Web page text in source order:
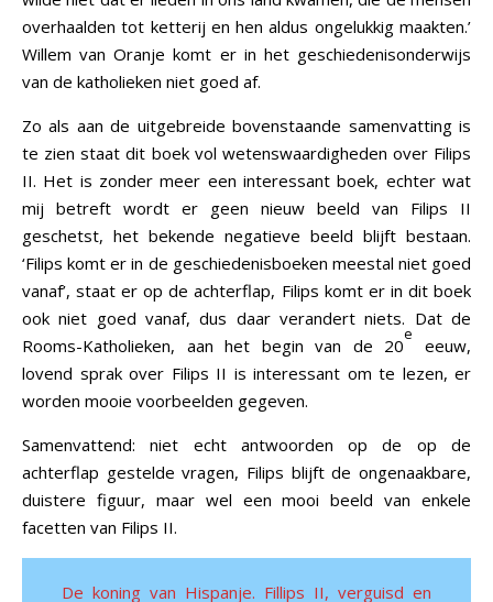
overhaalden tot ketterij en hen aldus ongelukkig maakten.’
Willem van Oranje komt er in het geschiedenisonderwijs
van de katholieken niet goed af.
Zo als aan de uitgebreide bovenstaande samenvatting is
te zien staat dit boek vol wetenswaardigheden over Filips
II. Het is zonder meer een interessant boek, echter wat
mij betreft wordt er geen nieuw beeld van Filips II
geschetst, het bekende negatieve beeld blijft bestaan.
‘Filips komt er in de geschiedenisboeken meestal niet goed
vanaf’, staat er op de achterflap, Filips komt er in dit boek
ook niet goed vanaf, dus daar verandert niets. Dat de
Rooms-Katholieken, aan het begin van de 20
e
eeuw,
lovend sprak over Filips II is interessant om te lezen, er
worden mooie voorbeelden gegeven.
Samenvattend: niet echt antwoorden op de op de
achterflap gestelde vragen, Filips blijft de ongenaakbare,
duistere figuur, maar wel een mooi beeld van enkele
facetten van Filips II.
De koning van Hispanje. Fillips II, verguisd en